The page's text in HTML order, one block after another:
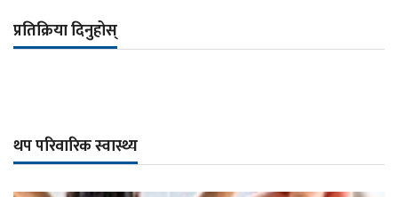
प्रतिक्रिया दिनुहोस्
थप परिवारिक स्वास्थ्य